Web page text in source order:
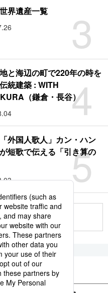
3
界遺産一覧
4
と海辺の町で220年の時を
統建築 : WITH
（鎌倉・長谷）
5
外国人歌人」カン・ハン
短歌で伝える「引き算の